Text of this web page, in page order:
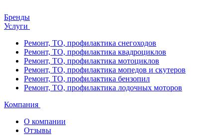
Бренды
Услуги
Ремонт, ТО, профилактика снегоходов
Ремонт, ТО, профилактика квадроциклов
Ремонт, ТО, профилактика мотоциклов
Ремонт, ТО, профилактика мопедов и скутеров
Ремонт, ТО, профилактика бензопил
Ремонт, ТО, профилактика лодочных моторов
Компания
О компании
Отзывы